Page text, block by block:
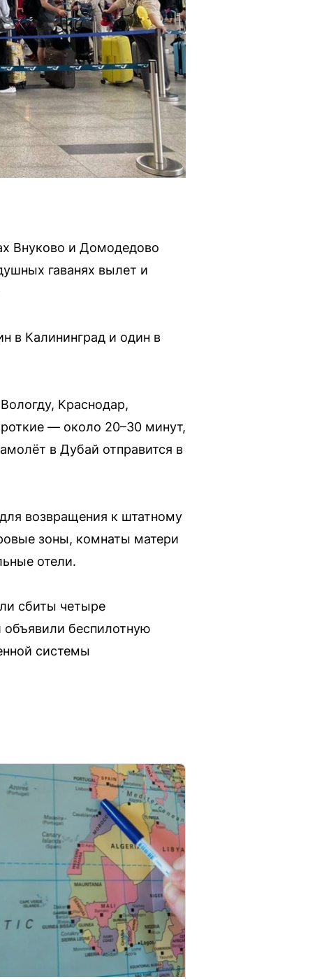
Внуково и Домодедово
гаванях вылет и
в Калининград и один в
Краснодар,
— около 20–30 минут,
в Дубай отправится в
возвращения к штатному
зоны, комнаты матери
отели.
сбиты четыре
объявили беспилотную
системы